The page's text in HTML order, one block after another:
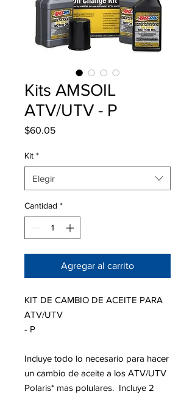
Kits AMSOIL
ATV/UTV - P
$60.05Precio
Kit *
Elegir
Cantidad *
Agregar al carrito
KIT DE CAMBIO DE ACEITE PARA
ATV/UTV
- P
Incluye todo lo necesario para hacer
un cambio de aceite a los ATV/UTV
Polaris* mas polulares. Incluye 2